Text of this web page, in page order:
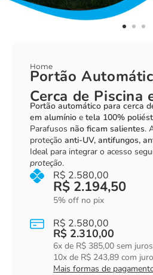
Home
Portão
Cerca de Piscina
Portão automático para cerca
em alumínio e tela 100%
Parafusos não ficam salientes.
proteção anti-UV, antifungos,
Ideal para integrar o acesso
proteção.
R$ 2.580,00
R$ 2.194,50
5% off no pix
R$ 2.580,00
R$ 2.310,00
6x de R$ 385,00 sem juros
10x de R$ 243,89 com
Mais formas de